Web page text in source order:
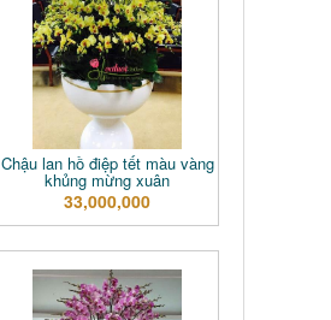
Chậu lan hồ điệp tết màu vàng
khủng mừng xuân
33,000,000